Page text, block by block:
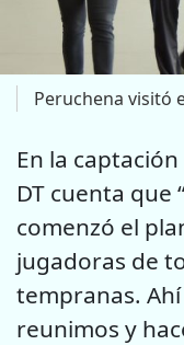
Peruchena visitó
En la
DT cuenta que
comenzó el
jugadoras de
tempranas.
reunimos y